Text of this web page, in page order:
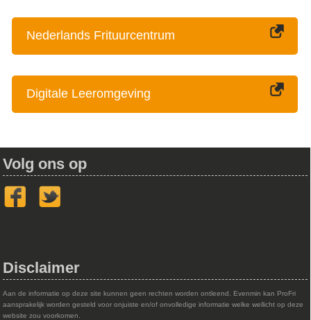
Nederlands Frituurcentrum
Digitale Leeromgeving
Volg ons op
Disclaimer
Aan de informatie op deze site kunnen geen rechten worden ontleend. Evenmin kan ProFri
aansprakelijk worden gesteld voor onjuiste en/of onvolledige informatie welke wellicht op deze
website zou voorkomen.